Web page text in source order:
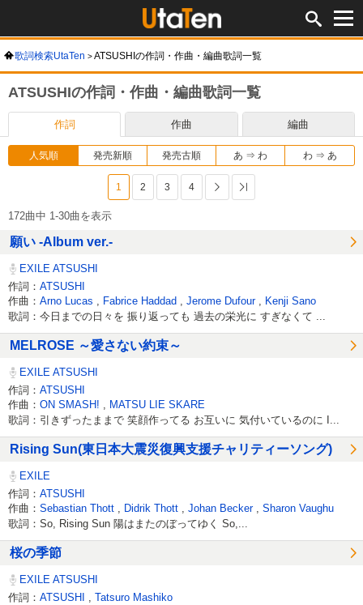
歌詞検索UtaTen ATSUSHIの作詞・作曲・編曲歌詞一覧
ATSUSHIの作詞・作曲・編曲歌詞一覧
作詞 作曲 編曲
人気順 発売新順 発売古順 あ ⇒ わ わ ⇒ あ
1 2 3 4 次へ
172曲中 1-30曲を表示
願い -Album ver.-
EXILE ATSUSHI
作詞： ATSUSHI
作曲： Arno Lucas Fabrice Haddad Jerome Dufour Kenji Sano
歌詞：今日までの日々を 振り返っても 過去の栄光に すぎなくて ...
MELROSE ～愛さない約束～
EXILE ATSUSHI
作詞： ATSUSHI
作曲： ON SMASH! MATSU LIE SKARE
歌詞：引きずったままで 笑顔作ってる お互いに 気付いているのに I...
Rising Sun(東日本大震災復興支援チャリティーソング)
EXILE
作詞： ATSUSHI
作曲： Sebastian Thott Didrik Thott Johan Becker Sharon Vaughu
歌詞：So, Rising Sun 陽はまたのぼってゆく So,...
桜の季節
EXILE ATSUSHI
作詞： ATSUSHI
Tatsuro Mashiko